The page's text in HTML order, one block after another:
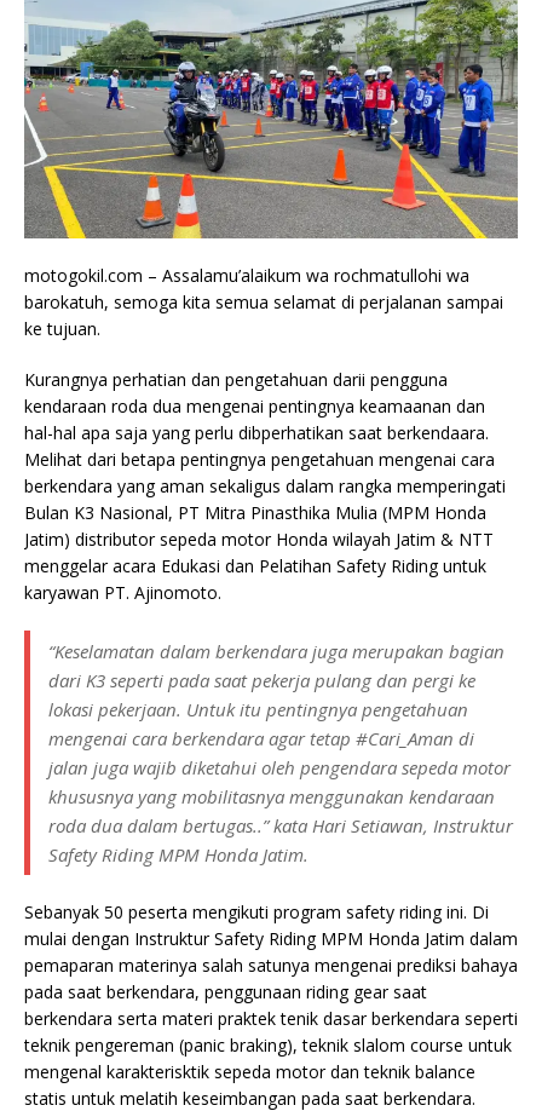
motogokil.com – Assalamu’alaikum wa rochmatullohi wa
barokatuh, semoga kita semua selamat di perjalanan sampai
ke tujuan.
Kurangnya perhatian dan pengetahuan darii pengguna
kendaraan roda dua mengenai pentingnya keamaanan dan
hal-hal apa saja yang perlu dibperhatikan saat berkendaara.
Melihat dari betapa pentingnya pengetahuan mengenai cara
berkendara yang aman sekaligus dalam rangka memperingati
Bulan K3 Nasional, PT Mitra Pinasthika Mulia (MPM Honda
Jatim) distributor sepeda motor Honda wilayah Jatim & NTT
menggelar acara Edukasi dan Pelatihan Safety Riding untuk
karyawan PT. Ajinomoto.
“Keselamatan dalam berkendara juga merupakan bagian
dari K3 seperti pada saat pekerja pulang dan pergi ke
lokasi pekerjaan. Untuk itu pentingnya pengetahuan
mengenai cara berkendara agar tetap #Cari_Aman di
jalan juga wajib diketahui oleh pengendara sepeda motor
khususnya yang mobilitasnya menggunakan kendaraan
roda dua dalam bertugas..” kata Hari Setiawan, Instruktur
Safety Riding MPM Honda Jatim.
Sebanyak 50 peserta mengikuti program safety riding ini. Di
mulai dengan Instruktur Safety Riding MPM Honda Jatim dalam
pemaparan materinya salah satunya mengenai prediksi bahaya
pada saat berkendara, penggunaan riding gear saat
berkendara serta materi praktek tenik dasar berkendara seperti
teknik pengereman (panic braking), teknik slalom course untuk
mengenal karakterisktik sepeda motor dan teknik balance
statis untuk melatih keseimbangan pada saat berkendara.